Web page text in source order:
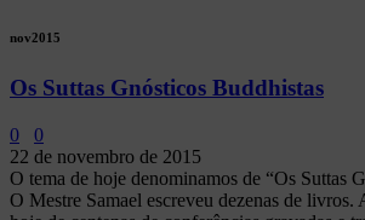
nov2015
Os Suttas Gnósticos Buddhistas
0
0
22 de novembro de 2015
O tema de hoje denominamos de “Os Suttas
O Mestre Samael escreveu dezenas de livros.